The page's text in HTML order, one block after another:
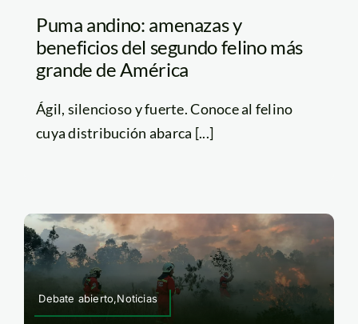
Puma andino: amenazas y
beneficios del segundo felino más
grande de América
Ágil, silencioso y fuerte. Conoce al felino
cuya distribución abarca [...]
Debate abierto,Noticias